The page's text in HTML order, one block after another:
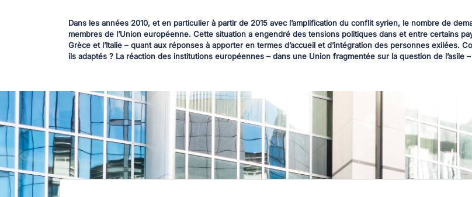
Dans les années 2010, et en particulier à partir de 2015 avec l’amplification du conflit syrien, le nombre de
membres de l’Union européenne. Cette situation a engendré des tensions politiques dans et entre certains
Grèce et l’Italie – quant aux réponses à apporter en termes d’accueil et d’intégration des personnes exilées.
ils adaptés ? La réaction des institutions européennes – dans une Union fragmentée sur la question de l’asile